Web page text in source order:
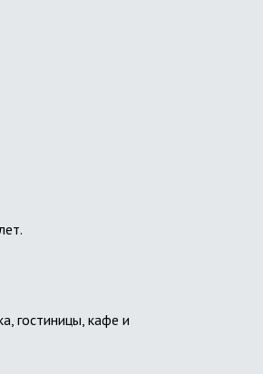
гостиницы, кафе и